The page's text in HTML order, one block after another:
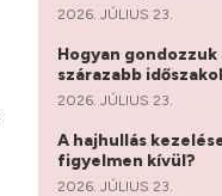
2026. JÚLIUS 23.
Hogyan
szárazabb
2026. JÚLIUS 23.
A hajhullás
figyelmen kívül?
2026. JÚLIUS 23.